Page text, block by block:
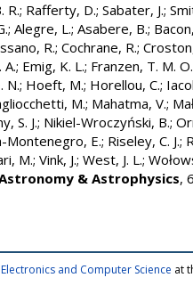
R.; Rafferty, D.; Sabater, J.;
; Alegre, L.; Asabere, B.;
R.; Cochrane, R.;
A.; Emig, K. L.; Franzen, T. M. O.
N.; Hoeft, M.; Horellou, C.;
M.; Mahatma, V.;
S. J.; Nikiel-Wroczyński, B.;
Montenegro, E.; Riseley, C. J.;
M.; Vink, J.; West, J. L.;
& Astrophysics,
and Computer Science at